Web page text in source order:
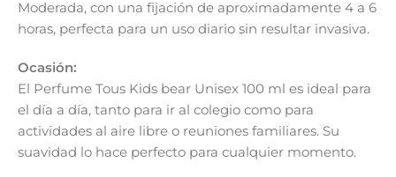
Moderada, con una fijación de aproximadamente 4 a 6
horas, perfecta para un uso diario sin resultar invasiva.
Ocasión:
El Perfume Tous Kids bear Unisex 100 ml es ideal para
el día a día, tanto para ir al colegio como para
actividades al aire libre o reuniones familiares. Su
suavidad lo hace perfecto para cualquier momento.